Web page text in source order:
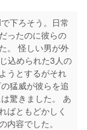
下ろそう。日常
ったのに彼らの
。 怪しい男が外
込められた3人の
うとするがそれ
猛威が彼らを追
驚きました。 あ
ばともどかしく
内容でした。